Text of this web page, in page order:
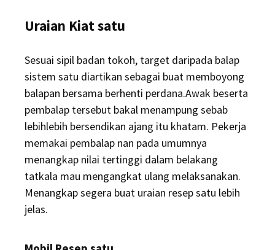
Uraian Kiat satu
Sesuai sipil badan tokoh, target daripada balap
sistem satu diartikan sebagai buat memboyong
balapan bersama berhenti perdana.Awak beserta
pembalap tersebut bakal menampung sebab
lebihlebih bersendikan ajang itu khatam. Pekerja
memakai pembalap nan pada umumnya
menangkap nilai tertinggi dalam belakang
tatkala mau mengangkat ulang melaksanakan.
Menangkap segera buat uraian resep satu lebih
jelas.